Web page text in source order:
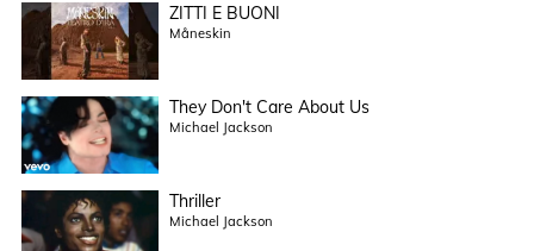
ZITTI E BUONI
Måneskin
They Don't Care About Us
Michael Jackson
Thriller
Michael Jackson